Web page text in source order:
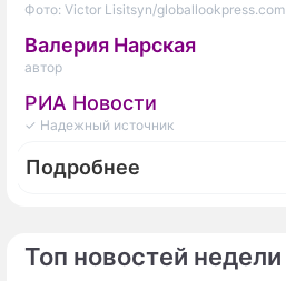
Топ новостей недели
Фото: Victor Lisitsyn/globallookpress.com
Валерия Нарская
автор
РИА Новости
✓ Надежный источник
Подробнее